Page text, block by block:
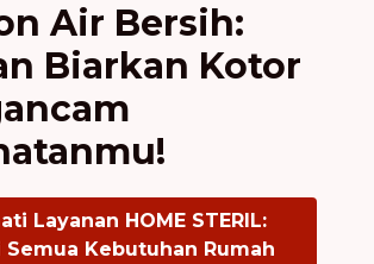
Air Bersih:
Biarkan Kotor
Layanan HOME STERIL:
Semua Kebutuhan Rumah